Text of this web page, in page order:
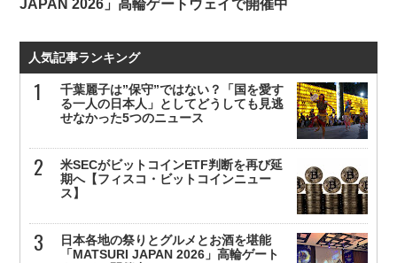
JAPAN 2026」高輪ゲートウェイで開催中
人気記事ランキング
千葉麗子は”保守”ではない？「国を愛す
る一人の日本人」としてどうしても見逃
せなかった5つのニュース
米SECがビットコインETF判断を再び延
期へ【フィスコ・ビットコインニュー
ス】
日本各地の祭りとグルメとお酒を堪能
「MATSURI JAPAN 2026」高輪ゲート